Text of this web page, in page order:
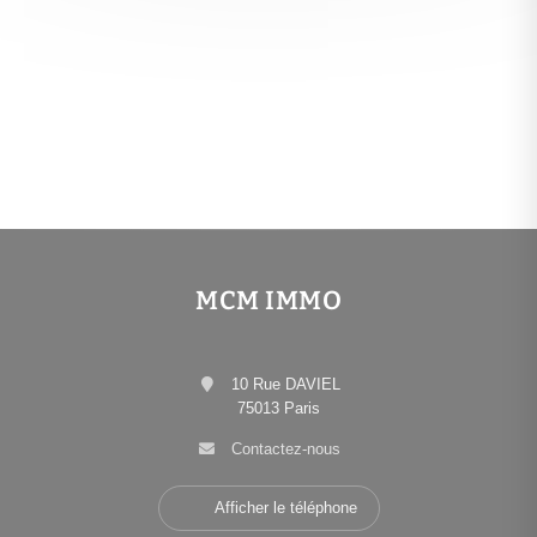
MCM IMMO
10 Rue DAVIEL
75013 Paris
Contactez-nous
Afficher le téléphone